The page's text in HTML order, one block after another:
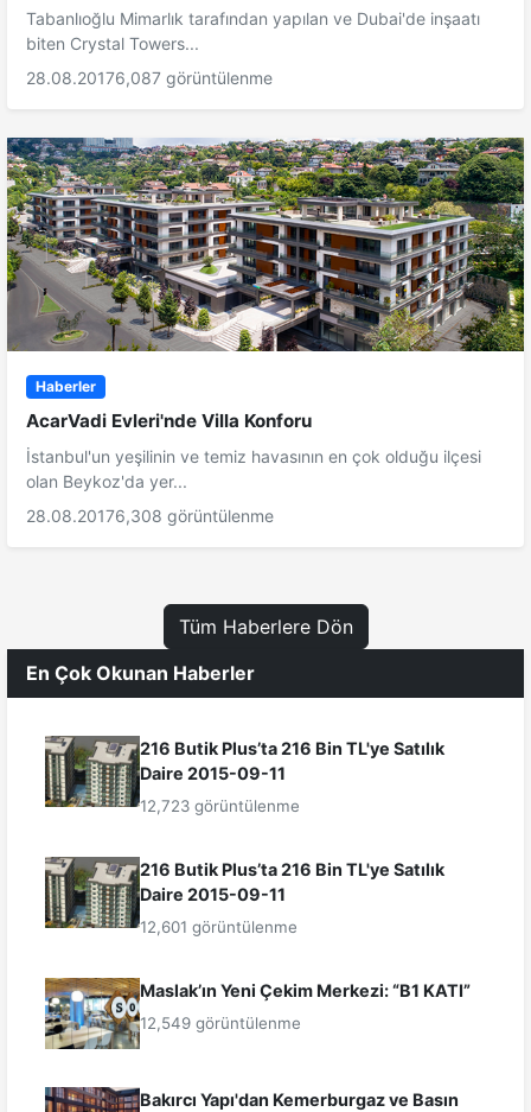
Tabanlıoğlu Mimarlık tarafından yapılan ve Dubai'de inşaatı
biten Crystal Towers...
28.08.20176,087 görüntülenme
Haberler
AcarVadi Evleri'nde Villa Konforu
İstanbul'un yeşilinin ve temiz havasının en çok olduğu ilçesi
olan Beykoz'da yer...
28.08.20176,308 görüntülenme
Tüm Haberlere Dön
En Çok Okunan Haberler
216 Butik Plus’ta 216 Bin TL'ye Satılık
Daire 2015-09-11
12,723 görüntülenme
216 Butik Plus’ta 216 Bin TL'ye Satılık
Daire 2015-09-11
12,601 görüntülenme
Maslak’ın Yeni Çekim Merkezi: “B1 KATI”
12,549 görüntülenme
Bakırcı Yapı'dan Kemerburgaz ve Basın